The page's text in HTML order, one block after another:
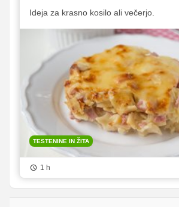
Ideja za krasno kosilo ali večerjo.
TESTENINE IN ŽITA
1 h